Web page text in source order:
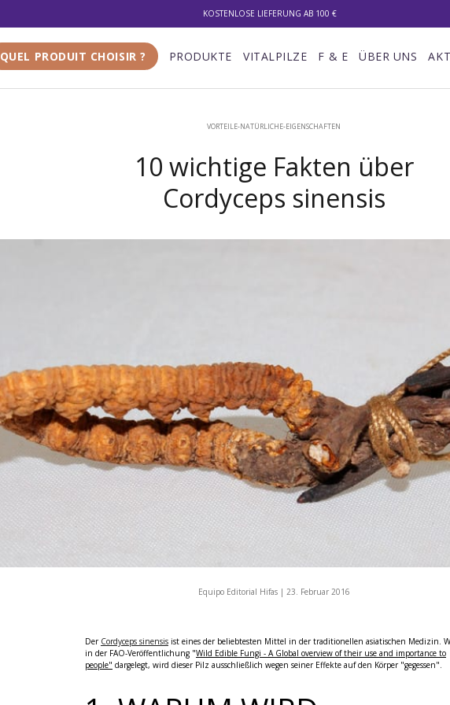
KOSTENLOSE LIEFERUNG AB 100 €
QUEL PRODUIT CHOISIR ? PRODUKTE VITALPILZE F & E ÜBER UNS
VORTEILE-NATÜRLICHE-EIGENSCHAFTEN
10 wichtige Fakten über
Cordyceps sinensis
Equipo Editorial Hifas | 23. Februar 2016
Der Cordyceps sinensis ist eines der beliebtesten Mittel in der traditionellen asiatischen Medizin.
in der FAO-Veröffentlichung "Wild Edible Fungi - A Global overview of their use and importance to
people" dargelegt, wird dieser Pilz ausschließlich wegen seiner Effekte auf den Körper "gegessen".